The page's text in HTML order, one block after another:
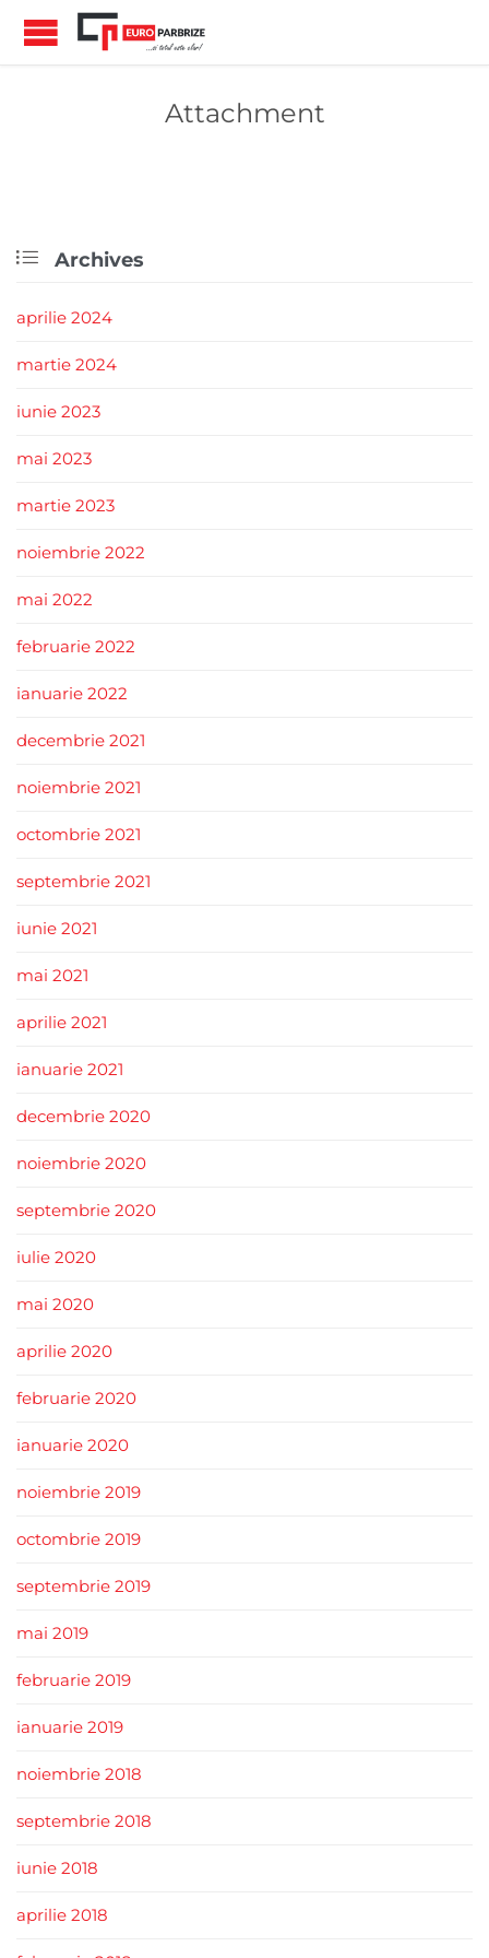
Attachment
 Archives
aprilie 2024
martie 2024
iunie 2023
mai 2023
martie 2023
noiembrie 2022
mai 2022
februarie 2022
ianuarie 2022
decembrie 2021
noiembrie 2021
octombrie 2021
septembrie 2021
iunie 2021
mai 2021
aprilie 2021
ianuarie 2021
decembrie 2020
noiembrie 2020
septembrie 2020
iulie 2020
mai 2020
aprilie 2020
februarie 2020
ianuarie 2020
noiembrie 2019
octombrie 2019
septembrie 2019
mai 2019
februarie 2019
ianuarie 2019
noiembrie 2018
septembrie 2018
iunie 2018
aprilie 2018